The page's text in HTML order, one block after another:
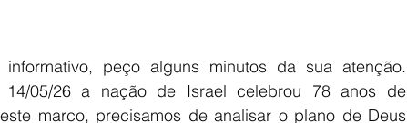
peço alguns minutos da sua atenção.
05/26 a nação de Israel celebrou 78 anos de
marco, precisamos de analisar o plano de Deus